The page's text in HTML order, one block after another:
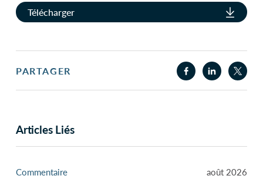
Télécharger
PARTAGER
Articles Liés
Commentaire août 2026